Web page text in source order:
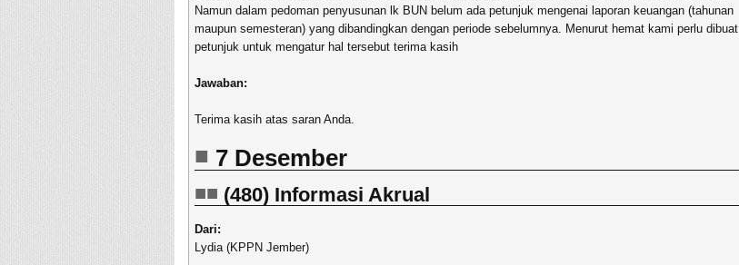
Namun dalam pedoman penyusunan lk BUN belum ada petunjuk mengenai laporan keuangan (tahunan
maupun semesteran) yang dibandingkan dengan periode sebelumnya. Menurut hemat kami perlu dibuat
petunjuk untuk mengatur hal tersebut terima kasih
Jawaban:
Terima kasih atas saran Anda.
7 Desember
(480) Informasi Akrual
Dari:
Lydia (KPPN Jember)